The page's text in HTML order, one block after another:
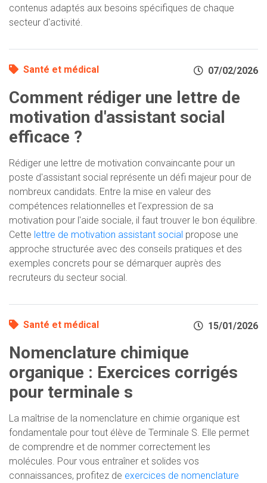
contenus adaptés aux besoins spécifiques de chaque
secteur d'activité.
Santé et médical 07/02/2026
Comment rédiger une lettre de
motivation d'assistant social
efficace ?
Rédiger une lettre de motivation convaincante pour un
poste d'assistant social représente un défi majeur pour de
nombreux candidats. Entre la mise en valeur des
compétences relationnelles et l'expression de sa
motivation pour l'aide sociale, il faut trouver le bon équilibre.
Cette lettre de motivation assistant social propose une
approche structurée avec des conseils pratiques et des
exemples concrets pour se démarquer auprès des
recruteurs du secteur social.
Santé et médical 15/01/2026
Nomenclature chimique
organique : Exercices corrigés
pour terminale s
La maîtrise de la nomenclature en chimie organique est
fondamentale pour tout élève de Terminale S. Elle permet
de comprendre et de nommer correctement les
molécules. Pour vous entraîner et solides vos
connaissances, profitez de exercices de nomenclature